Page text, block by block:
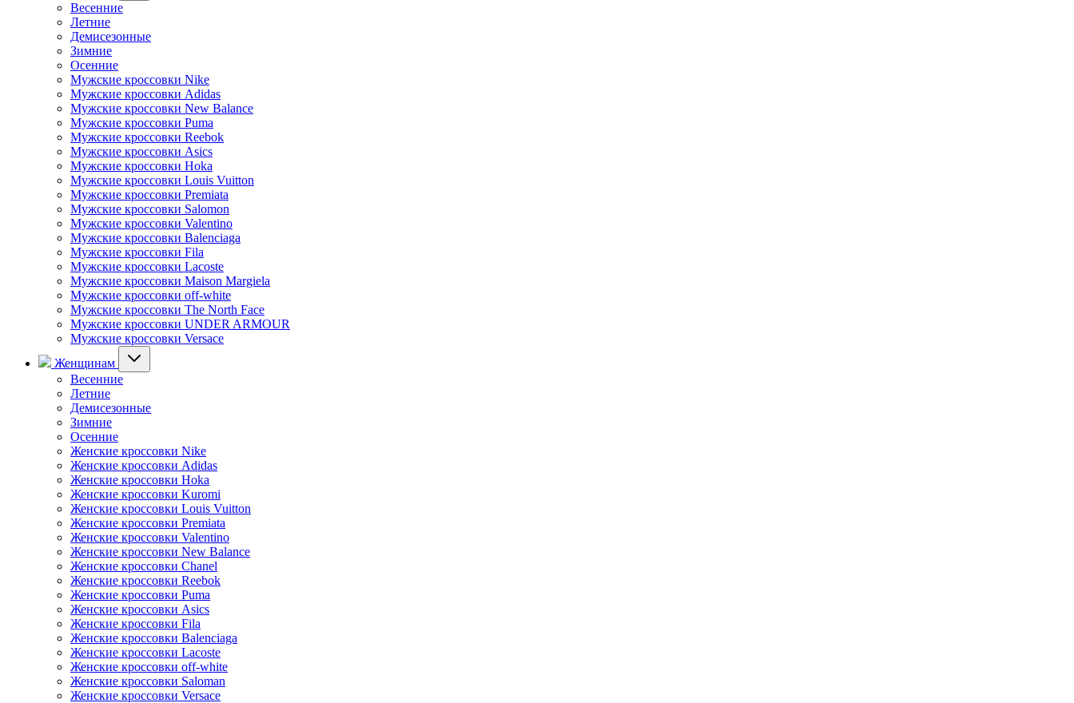
Весенние
Летние
Демисезонные
Зимние
Осенние
Мужские кроссовки Nike
Мужские кроссовки Adidas
Мужские кроссовки New Balance
Мужские кроссовки Puma
Мужские кроссовки Reebok
Мужские кроссовки Asics
Мужские кроссовки Hoka
Мужские кроссовки Louis Vuitton
Мужские кроссовки Premiata
Мужские кроссовки Salomon
Мужские кроссовки Valentino
Мужские кроссовки Balenciaga
Мужские кроссовки Fila
Мужские кроссовки Lacoste
Мужские кроссовки Maison Margiela
Мужские кроссовки off-white
Мужские кроссовки The North Face
Мужские кроссовки UNDER ARMOUR
Мужские кроссовки Versace
Женщинам
Весенние
Летние
Демисезонные
Зимние
Осенние
Женские кроссовки Nike
Женские кроссовки Adidas
Женские кроссовки Hoka
Женские кроссовки Kuromi
Женские кроссовки Louis Vuitton
Женские кроссовки Premiata
Женские кроссовки Valentino
Женские кроссовки New Balance
Женские кроссовки Chanel
Женские кроссовки Reebok
Женские кроссовки Puma
Женские кроссовки Asics
Женские кроссовки Fila
Женские кроссовки Balenciaga
Женские кроссовки Lacoste
Женские кроссовки off-white
Женские кроссовки Saloman
Женские кроссовки Versace